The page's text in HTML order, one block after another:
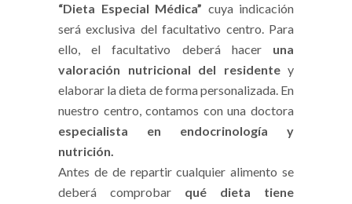
“Dieta Especial Médica” cuya indicación
será exclusiva del facultativo centro. Para
ello, el facultativo deberá hacer una
valoración nutricional del residentey
elaborar la dieta de forma personalizada. En
nuestro centro, contamos con una doctora
especialista en endocrinología y
nutrición.
Antes de de repartir cualquier alimento se
deberá comprobar qué dieta tiene